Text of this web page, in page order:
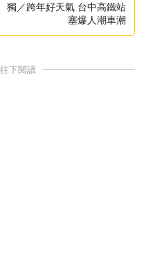
獨／跨年好天氣 台中高鐵站
塞爆人潮車潮
下閱讀